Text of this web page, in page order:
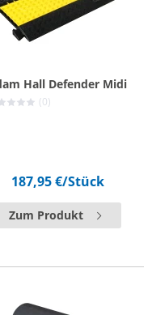
Hall Defender Midi
(0)
187,95 €/Stück
Zum Produkt